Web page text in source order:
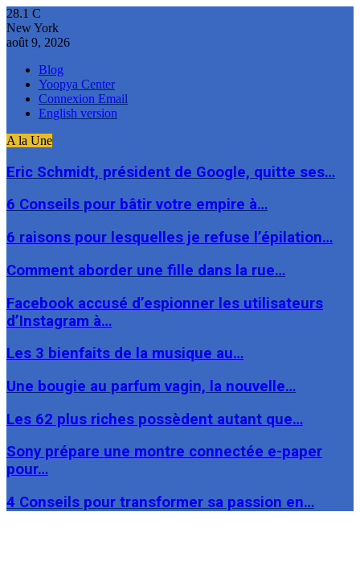
28.1 C
New York
août 9, 2026
Blog
Yoopya Center
Connexion Email
English version
A la Une
Eric Schmidt, président de Google, quitte ses…
6 Conseils pour bâtir votre empire à…
6 raisons pour lesquelles je refuse l’épilation…
Comment aborder une fille dans la rue…
Facebook accusé d’espionner les utilisateurs
d’Instagram à…
Les 3 bienfaits de la musique au…
Une bougie au parfum vagin, la nouvelle…
Les 62 plus riches possèdent autant que…
Sony prépare une montre connectée e-paper
pour…
4 Conseils pour transformer sa passion en…